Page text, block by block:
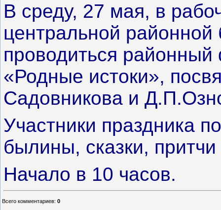
В среду, 27 мая, в
центральной районной
проводиться
«Родные истоки»,
Садовникова и
Участники праздника
былины, сказки,
Начало в 10 часов.
Всего комментариев: 0